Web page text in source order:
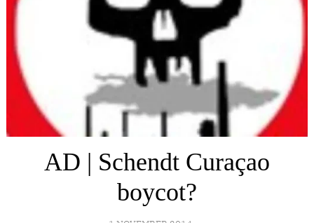
AD | Schendt Curaçao
boycot?